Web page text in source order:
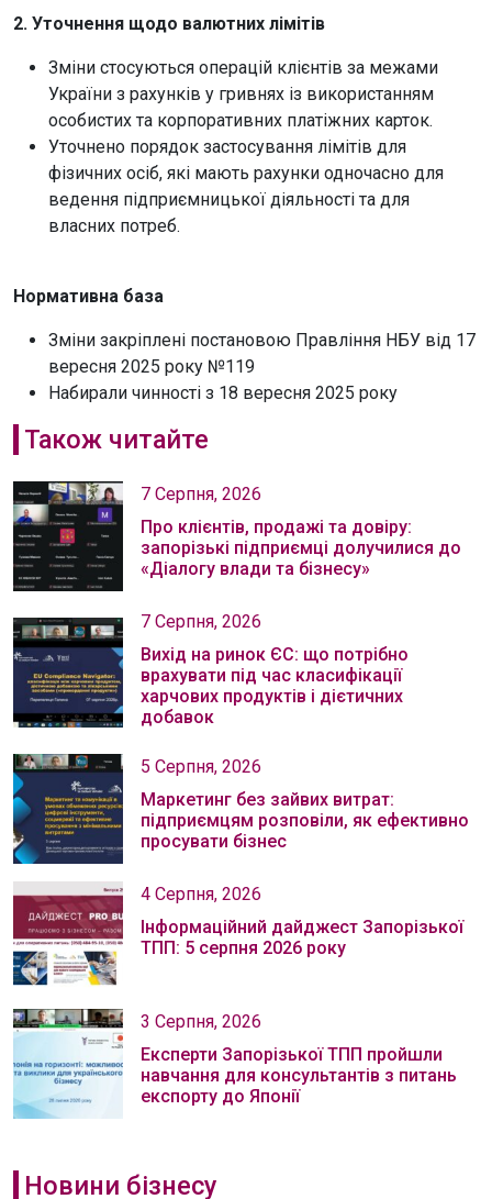
2. Уточнення щодо валютних лімітів
Зміни стосуються операцій клієнтів за межами
України з рахунків у гривнях із використанням
особистих та корпоративних платіжних карток.
Уточнено порядок застосування лімітів для
фізичних осіб, які мають рахунки одночасно для
ведення підприємницької діяльності та для
власних потреб.
Нормативна база
Зміни закріплені постановою Правління НБУ від 17
вересня 2025 року №119
Набирали чинності з 18 вересня 2025 року
Також читайте
7 Серпня, 2026
Про клієнтів, продажі та довіру:
запорізькі підприємці долучилися до
«Діалогу влади та бізнесу»
7 Серпня, 2026
Вихід на ринок ЄС: що потрібно
врахувати під час класифікації
харчових продуктів і дієтичних
добавок
5 Серпня, 2026
Маркетинг без зайвих витрат:
підприємцям розповіли, як ефективно
просувати бізнес
4 Серпня, 2026
Інформаційний дайджест Запорізької
ТПП: 5 серпня 2026 року
3 Серпня, 2026
Експерти Запорізької ТПП пройшли
навчання для консультантів з питань
експорту до Японії
Новини бізнесу